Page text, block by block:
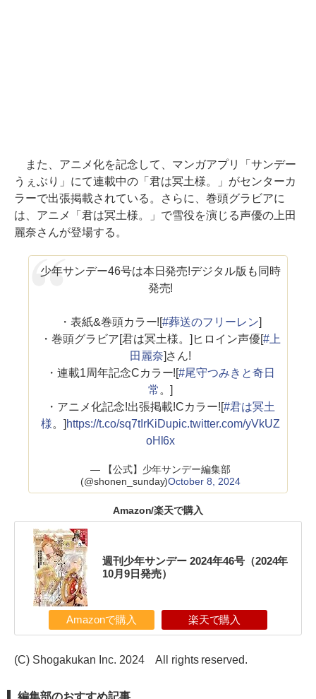
また、アニメ化を記念して、マンガアプリ「サンデー
うぇぶり」にて連載中の「君は冥土様。」がセンターカ
ラーで出張掲載されている。さらに、巻頭グラビアに
は、アニメ「君は冥土様。」で雪役を演じる声優の上田
麗奈さんが登場する。
少年サンデー46号は本日発売!デジタル版も同時
発売!
・表紙&巻頭カラー![#葬送のフリーレン]
・巻頭グラビア[君は冥土様。]ヒロイン声優[#上
田麗奈]さん!
・連載1周年記念Cカラー![#尾守つみきと奇日
常 。]
・アニメ化記念!出張掲載!Cカラー![#君は冥土
様。] https://t.co/sq7tIrKiDupic.twitter.com/yVkUZ
oHl6x
— 【公式】少年サンデー編集部
(@shonen_sunday)October 8, 2024
Amazon/楽天で購入
週刊少年サンデー 2024年46号（2024年
10月9日発売）
Amazonで購入 楽天で購入
(C) Shogakukan Inc. 2024 All rights reserved.
編集部のおすすめ記事